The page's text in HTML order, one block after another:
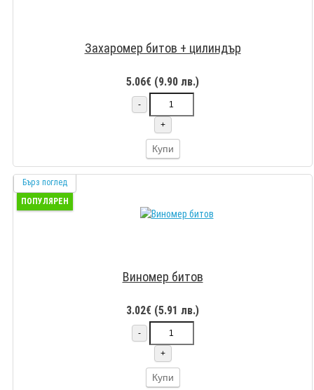
Захаромер битов + цилиндър
5.06€ (9.90 лв.)
-
+
Купи
Бърз поглед
ПОПУЛЯРЕН
Виномер битов
3.02€ (5.91 лв.)
-
+
Купи